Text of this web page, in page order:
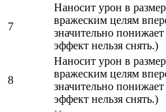
7
Наносит урон в
вражеским целям
значительно
эффект нельзя снять.)
8
Наносит урон в
вражеским целям
значительно
эффект нельзя снять.)